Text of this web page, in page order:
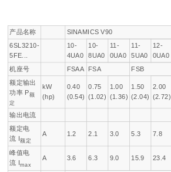
产品名称
SINAMICS V90
6SL3210-
5FE...
10-
4UA0
10-
8UA0
11-
0UA0
11-
5UA0
12-
0UA0
机座号
FSAA FSA FSB
额定输出
功率 P额
定
kW
(hp)
0.40
(0.54)
0.75
(1.02)
1.00
(1.36)
1.50
(2.04)
2.00
(2.72)
输出电流
额定电
流 I额定
A 1.2 2.1 3.0 5.3 7.8
峰值电
流 Imax
A 3.6 6.3 9.0 15.9 23.4